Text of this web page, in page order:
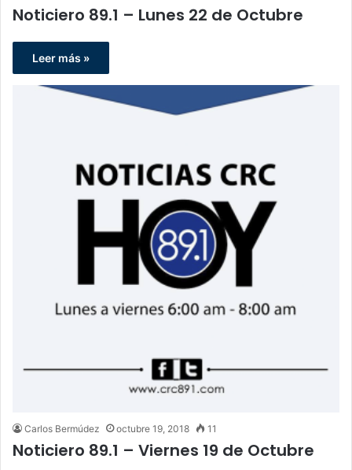
Noticiero 89.1 – Lunes 22 de Octubre
Leer más »
Carlos Bermúdez octubre 19, 2018 11
Noticiero 89.1 – Viernes 19 de Octubre